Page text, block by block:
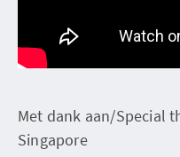
Met dank aan/Special
Singapore